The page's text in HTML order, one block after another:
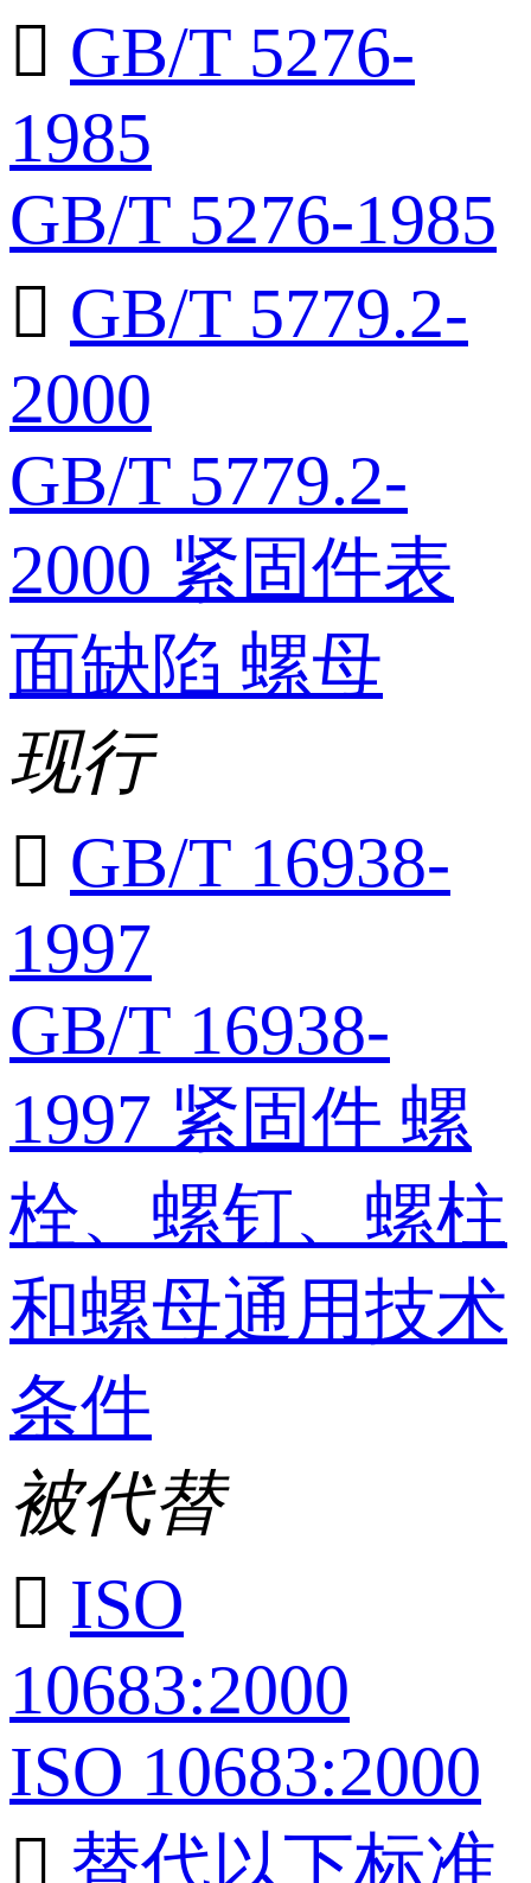
 GB/T 5276-
1985
GB/T 5276-1985
 GB/T 5779.2-
2000
GB/T 5779.2-
2000 紧固件表
面缺陷 螺母
现行
 GB/T 16938-
1997
GB/T 16938-
1997 紧固件 螺
栓、螺钉、螺柱
和螺母通用技术
条件
被代替
 ISO
10683:2000
ISO 10683:2000
 替代以下标准